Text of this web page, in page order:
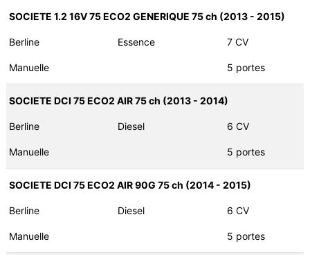
SOCIETE 1.2 16V 75 ECO2 GENERIQUE 75 ch (2013 - 2015)
Berline Essence 7 CV
Manuelle 5 portes
SOCIETE DCI 75 ECO2 AIR 75 ch (2013 - 2014)
Berline Diesel 6 CV
Manuelle 5 portes
SOCIETE DCI 75 ECO2 AIR 90G 75 ch (2014 - 2015)
Berline Diesel 6 CV
Manuelle 5 portes